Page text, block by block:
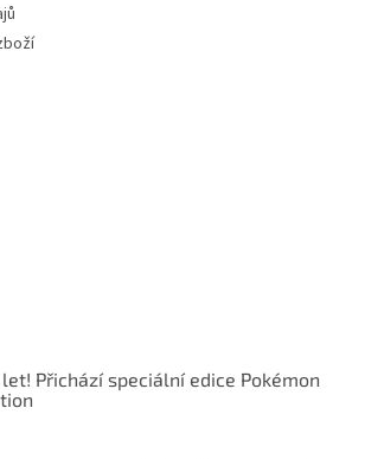
Přichází speciální edice Pokémon